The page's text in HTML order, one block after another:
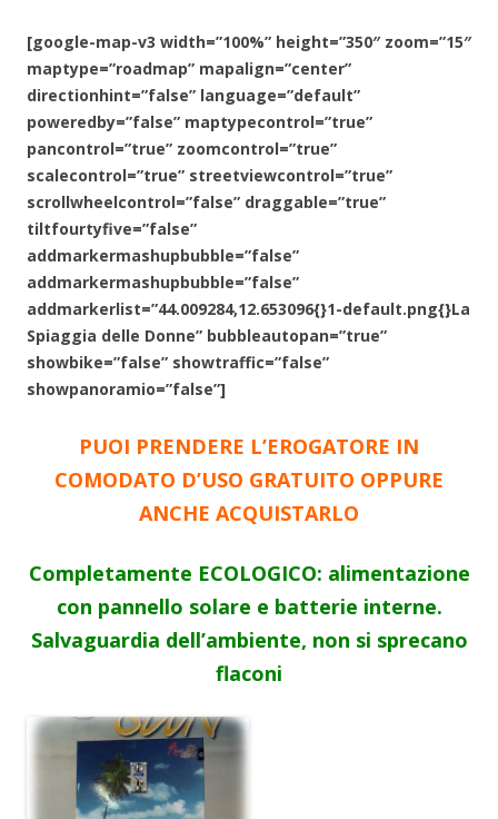
[google-map-v3 width=”100%” height=”350″ zoom=”15″
maptype=”roadmap” mapalign=”center”
directionhint=”false” language=”default”
poweredby=”false” maptypecontrol=”true”
pancontrol=”true” zoomcontrol=”true”
scalecontrol=”true” streetviewcontrol=”true”
scrollwheelcontrol=”false” draggable=”true”
tiltfourtyfive=”false”
addmarkermashupbubble=”false”
addmarkermashupbubble=”false”
addmarkerlist=”44.009284,12.653096{}1-default.png{}La
Spiaggia delle Donne” bubbleautopan=”true”
showbike=”false” showtraffic=”false”
showpanoramio=”false”]
PUOI PRENDERE L’EROGATORE IN
COMODATO D’USO GRATUITO OPPURE
ANCHE ACQUISTARLO
Completamente ECOLOGICO: alimentazione
con pannello solare e batterie interne.
Salvaguardia dell’ambiente, non si sprecano
flaconi